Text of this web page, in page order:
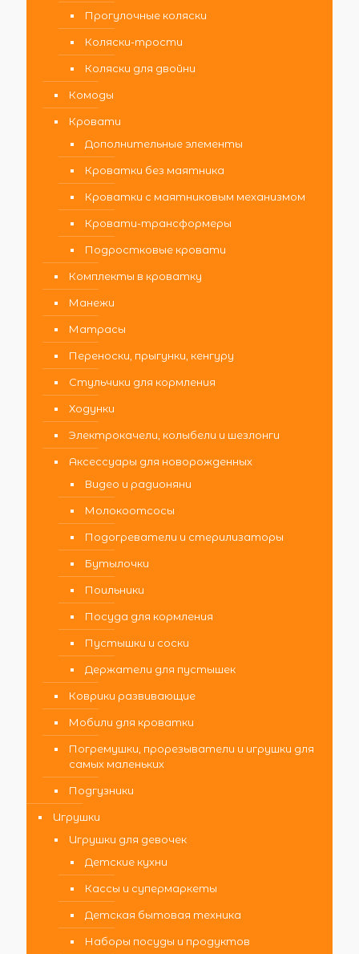
Прогулочные коляски
Коляски-трости
Коляски для двойни
Комоды
Кровати
Дополнительные элементы
Кроватки без маятника
Кроватки с маятниковым механизмом
Кровати-трансформеры
Подростковые кровати
Комплекты в кроватку
Манежи
Матрасы
Переноски, прыгунки, кенгуру
Стульчики для кормления
Ходунки
Электрокачели, колыбели и шезлонги
Аксессуары для новорожденных
Видео и радионяни
Молокоотсосы
Подогреватели и стерилизаторы
Бутылочки
Поильники
Посуда для кормления
Пустышки и соски
Держатели для пустышек
Коврики развивающие
Мобили для кроватки
Погремушки, прорезыватели и игрушки для
самых маленьких
Подгузники
Игрушки
Игрушки для девочек
Детские кухни
Кассы и супермаркеты
Детская бытовая техника
Наборы посуды и продуктов